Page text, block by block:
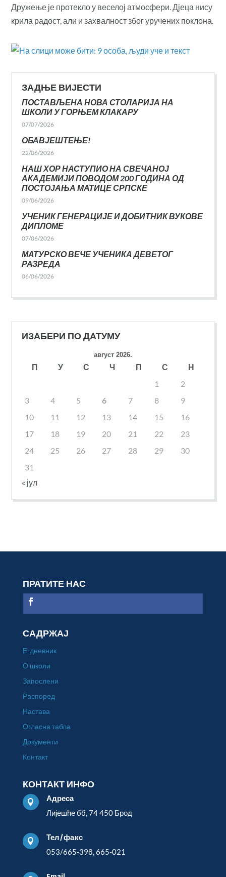
Дружење је протекло у веселој атмосфери. Дјеца нису
крила радост, али и захвалност због уручених поклона.
ЗАДЊЕ ВИЈЕСТИ
ПОСТАВЉЕНА НОВА СТОЛАРИЈА НА
ШКОЛИ У ГОРЊЕМ КЛАКАРУ
07/07/2026
ОБАВЈЕШТЕЊЕ!
22/06/2026
НАШ ХОР НАСТУПИО НА СВЕЧАНОЈ
АКАДЕМИЈИ ПОВОДОМ 200 ГОДИНА ОД
ПОСТОЈАЊА МАТИЦЕ СРПСКЕ
09/06/2026
УЧЕНИК ГЕНЕРАЦИЈЕ И ДОБИТНИК ВУКОВЕ
ДИПЛОМЕ
07/06/2026
МАТУРСКО ВЕЧЕ УЧЕНИКА ДЕВЕТОГ
РАЗРЕДА
06/06/2026
ИЗАБЕРИ ПО ДАТУМУ
август 2026.
П У С Ч П С
Н
1
2
3
4 5 6 7 8
9
10
11 12 13 14 15
16
17
18 19 20 21 22
23
24
25 26 27 28 29
30
31
« јул
ПРАТИТЕ НАС
САДРЖАЈ
Е-дневник
О школи
Запослени
Распоред
Настава
Огласна табла
Документи
Контакт
КОНТАКТ ИНФО

Адреса
Лијешће бб, 74 450 Брод

Тел/факс
053/665-398, 665-021